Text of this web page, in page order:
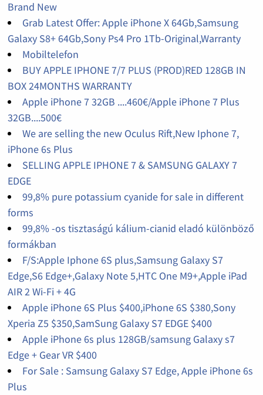
Brand New
Grab Latest Offer: Apple iPhone X 64Gb,Samsung
Galaxy S8+ 64Gb,Sony Ps4 Pro 1Tb-Original,Warranty
Mobiltelefon
BUY APPLE IPHONE 7/7 PLUS (PROD)RED 128GB IN
BOX 24MONTHS WARRANTY
Apple iPhone 7 32GB ....460€/Apple iPhone 7 Plus
32GB....500€
We are selling the new Oculus Rift,New Iphone 7,
iPhone 6s Plus
SELLING APPLE IPHONE 7 & SAMSUNG GALAXY 7
EDGE
99,8% pure potassium cyanide for sale in different
forms
99,8% -os tisztaságú kálium-cianid eladó különböző
formákban
F/S:Apple Iphone 6S plus,Samsung Galaxy S7
Edge,S6 Edge+,Galaxy Note 5,HTC One M9+,Apple iPad
AIR 2 Wi-Fi + 4G
Apple iPhone 6S Plus $400,iPhone 6S $380,Sony
Xperia Z5 $350,SamSung Galaxy S7 EDGE $400
Apple iPhone 6s plus 128GB/samsung Galaxy s7
Edge + Gear VR $400
For Sale : Samsung Galaxy S7 Edge, Apple iPhone 6s
Plus